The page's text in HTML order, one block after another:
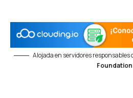
Alojada en servidores responsables
Foundation